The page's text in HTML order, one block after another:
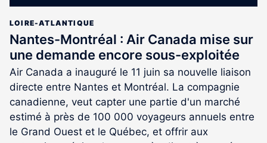
LOIRE-ATLANTIQUE
Nantes-Montréal : Air Canada mise sur
une demande encore sous-exploitée
Air Canada a inauguré le 11 juin sa nouvelle liaison
directe entre Nantes et Montréal. La compagnie
canadienne, veut capter une partie d'un marché
estimé à près de 100 000 voyageurs annuels entre
le Grand Ouest et le Québec, et offrir aux